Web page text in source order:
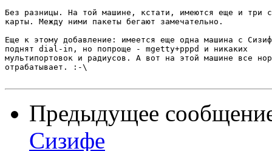
Без разницы. На той машине, кстати, имеются еще и три
карты. Между ними пакеты бегают замечательно.
Еще к этому добавление: имеется еще одна машина с
поднят dial-in, но попроще - mgetty+pppd и никаких
мультипортовок и радиусов. А вот на этой машине все
отрабатывает. :-\
Предыдущее
Сизифе